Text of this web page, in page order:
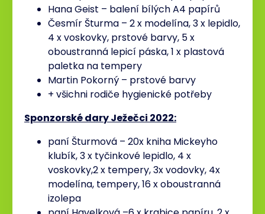
Hana Geist – balení bílých A4 papírů
Česmír Šturma – 2 x modelína, 3 x lepidlo,
4 x voskovky, prstové barvy, 5 x
oboustranná lepicí páska, 1 x plastová
paletka na tempery
Martin Pokorný – prstové barvy
+ všichni rodiče hygienické potřeby
Sponzorské dary Ježečci 2022:
paní Šturmová – 20x kniha Mickeyho
klubík, 3 x tyčinkové lepidlo, 4 x
voskovky,2 x tempery, 3x vodovky, 4x
modelína, tempery, 16 x oboustranná
izolepa